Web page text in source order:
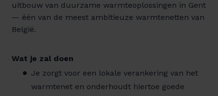
uitbouw van duurzame warmteoplossingen in Gent
— één van de meest ambitieuze warmtenetten van
België.
Wat je zal doen
Je zorgt voor een lokale verankering van het
warmtenet en onderhoudt hiertoe goede